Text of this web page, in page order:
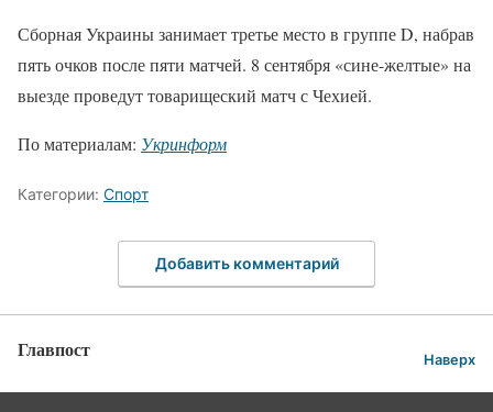
Сборная Украины занимает третье место в группе D, набрав
пять очков после пяти матчей. 8 сентября «сине-желтые» на
выезде проведут товарищеский матч с Чехией.
По материалам: Укринформ
Категории: Спорт
Добавить комментарий
Главпост Наверх